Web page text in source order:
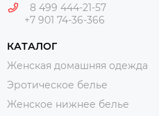
8 499 444-21-57
+7 901 74-36-366
КАТАЛОГ
Женская домашняя одежда
Эротическое белье
Женское нижнее белье